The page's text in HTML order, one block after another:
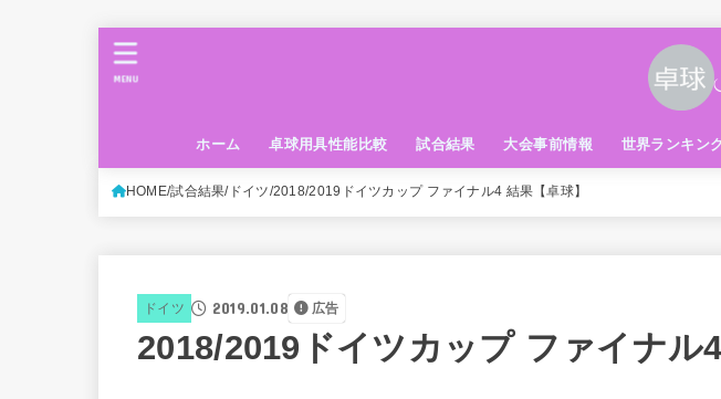
ホーム 卓球用具性能比較 試合結果 大会事前情報 世界ランキン
MENU
HOME 試合結果 ドイツ 2018/2019ドイツカップ ファイナル4 結果【卓球】
ドイツ 2019.01.08 広告
2018/2019ドイツカップ ファイナル4